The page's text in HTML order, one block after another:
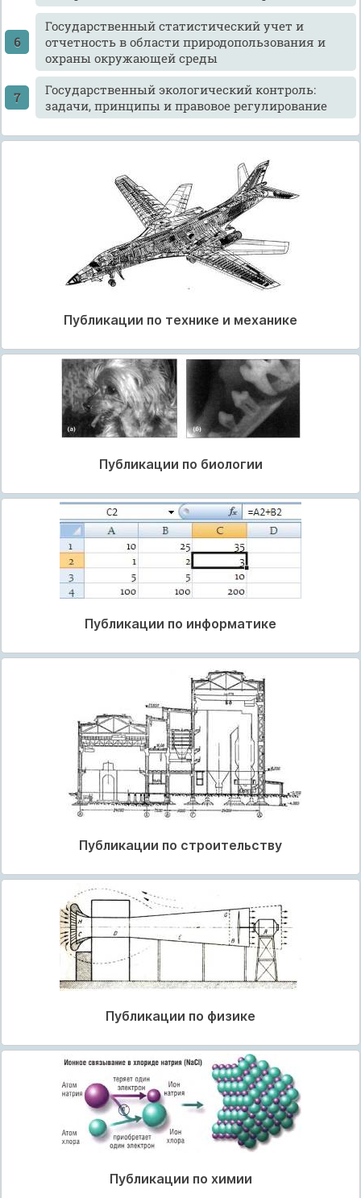
Государственный статистический учет и
отчетность в области природопользования и
охраны окружающей среды
Государственный экологический контроль:
задачи, принципы и правовое регулирование
Публикации по технике и механике
Публикации по биологии
Публикации по информатике
Публикации по строительству
Публикации по физике
Публикации по химии